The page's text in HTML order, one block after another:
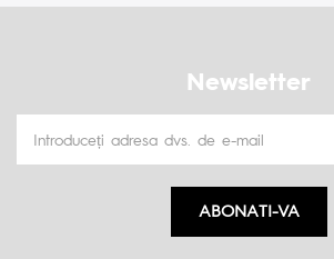
Newsletter
ABONATI-VA